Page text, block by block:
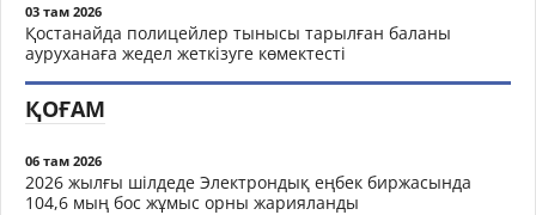
03 там 2026
Қостанайда полицейлер тынысы тарылған баланы
ауруханаға жедел жеткізуге көмектесті
ҚОҒАМ
06 там 2026
2026 жылғы шілдеде Электрондық еңбек биржасында
104,6 мың бос жұмыс орны жарияланды